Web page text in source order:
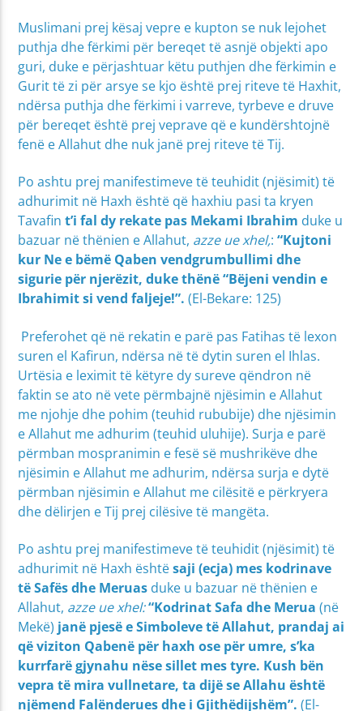
Muslimani prej kësaj vepre e kupton se nuk lejohet
puthja dhe fërkimi për bereqet të asnjë objekti apo
guri, duke e përjashtuar këtu puthjen dhe fërkimin e
Gurit të zi për arsye se kjo është prej riteve të Haxhit,
ndërsa puthja dhe fërkimi i varreve, tyrbeve e druve
për bereqet është prej veprave që e kundërshtojnë
fenë e Allahut dhe nuk janë prej riteve të Tij.
Po ashtu prej manifestimeve të teuhidit (njësimit) të
adhurimit në Haxh është që haxhiu pasi ta kryen
Tavafint’i fal dy rekate pas Mekami Ibrahim duke u
bazuar në thënien e Allahut, azze ue xhel,:“Kujtoni
kur Ne e bëmë Qaben vendgrumbullimi dhe
sigurie për njerëzit, duke thënë “Bëjeni vendin e
Ibrahimit si vend faljeje!”.(El-Bekare: 125)
Preferohet që në rekatin e parë pas Fatihas të lexon
suren el Kafirun, ndërsa në të dytin suren el Ihlas.
Urtësia e leximit të këtyre dy sureve qëndron në
faktin se ato në vete përmbajnë njësimin e Allahut
me njohje dhe pohim (teuhid rububije) dhe njësimin
e Allahut me adhurim (teuhid uluhije). Surja e parë
përmban mospranimin e fesë së mushrikëve dhe
njësimin e Allahut me adhurim, ndërsa surja e dytë
përmban njësimin e Allahut me cilësitë e përkryera
dhe dëlirjen e Tij prej cilësive të mangëta.
Po ashtu prej manifestimeve të teuhidit (njësimit) të
adhurimit në Haxh ështësaji (ecja) mes kodrinave
të Safës dhe Meruas duke u bazuar në thënien e
Allahut, azze ue xhel:“Kodrinat Safa dhe Merua(në
Mekë) janë pjesë e Simboleve të Allahut, prandaj ai
që viziton Qabenë për haxh ose për umre, s’ka
kurrfarë gjynahu nëse sillet mes tyre. Kush bën
vepra të mira vullnetare, ta dijë se Allahu është
njëmend Falënderues dhe i Gjithëdijshëm”.(El-